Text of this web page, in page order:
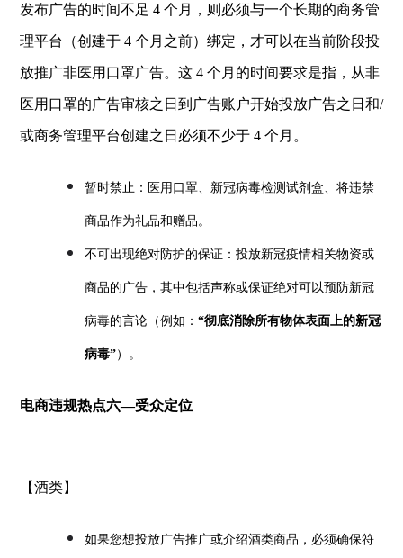
发布广告的时间不足 4 个月，则必须与一个长期的商务管
理平台（创建于 4 个月之前）绑定，才可以在当前阶段投
放推广非医用口罩广告。这 4 个月的时间要求是指，从非
医用口罩的广告审核之日到广告账户开始投放广告之日和/
或商务管理平台创建之日必须不少于 4 个月。
暂时禁止：医用口罩、新冠病毒检测试剂盒、将违禁
商品作为礼品和赠品。
不可出现绝对防护的保证：投放新冠疫情相关物资或
商品的广告，其中包括声称或保证绝对可以预防新冠
病毒的言论（例如： “彻底消除所有物体表面上的新冠
病毒”）。
电商违规热点六—受众定位
【酒类】
如果您想投放广告推广或介绍酒类商品，必须确保符